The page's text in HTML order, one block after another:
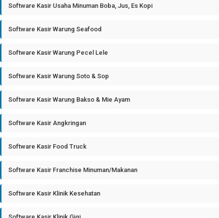
Software Kasir Usaha Minuman Boba, Jus, Es Kopi
Software Kasir Warung Seafood
Software Kasir Warung Pecel Lele
Software Kasir Warung Soto & Sop
Software Kasir Warung Bakso & Mie Ayam
Software Kasir Angkringan
Software Kasir Food Truck
Software Kasir Franchise Minuman/Makanan
Software Kasir Klinik Kesehatan